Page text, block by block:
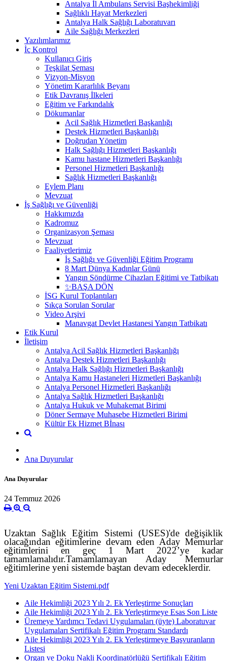
Antalya İl Ambulans Servisi Başhekimliği
Sağlıklı Hayat Merkezleri
Antalya Halk Sağlığı Laboratuvarı
Aile Sağlığı Merkezleri
Yazılımlarımız
İç Kontrol
Kullanıcı Giriş
Teşkilat Şeması
Vizyon-Misyon
Yönetim Kararlılık Beyanı
Etik Davranış İlkeleri
Eğitim ve Farkındalık
Dökumanlar
Acil Sağlık Hizmetleri Başkanlığı
Destek Hizmetleri Başkanlığı
Doğrudan Yönetim
Halk Sağlığı Hizmetleri Başkanlığı
Kamu hastane Hizmetleri Başkanlığı
Personel Hizmetleri Başkanlığı
Sağlık Hizmetleri Başkanlığı
Eylem Planı
Mevzuat
İş Sağlığı ve Güvenliği
Hakkımızda
Kadromuz
Organizasyon Şeması
Mevzuat
Faaliyetlerimiz
İş Sağlığı ve Güvenliği Eğitim Programı
8 Mart Dünya Kadınlar Günü
Yangın Söndürme Cihazları Eğitimi ve Tatbikatı
✨BAŞA DÖN
İSG Kurul Toplantıları
Sıkça Sorulan Sorular
Video Arşivi
Manavgat Devlet Hastanesi Yangın Tatbikatı
Etik Kurul
İletişim
Antalya Acil Sağlık Hizmetleri Başkanlığı
Antalya Destek Hizmetleri Başkanlığı
Antalya Halk Sağlığı Hizmetleri Başkanlığı
Antalya Kamu Hastaneleri Hizmetleri Başkanlığı
Antalya Personel Hizmetleri Başkanlığı
Antalya Sağlık Hizmetleri Başkanlığı
Antalya Hukuk ve Muhakemat Birimi
Döner Sermaye Muhasebe Hizmetleri Birimi
Kültür Ek Hizmet Bİnası
Ana Duyurular
Ana Duyurular
24 Temmuz 2026
Uzaktan Sağlık Eğitim Sistemi (USES)'de değişiklik
olacağından eğitimlerine devam eden AdayMemurlar
eğitimlerini en geç 1Mart 2022’ye kadar
tamamlamalıdır.Tamamlamayan Aday Memurlar
eğitimlerine yeni sistemde baştan devam edeceklerdir.
Yeni Uzaktan Eğitim Sistemi.pdf
Aile Hekimliği 2023 Yılı 2. Ek Yerleştirme Sonuçları
Aile Hekimliği 2023 Yılı 2. Ek Yerleştirmeye Esas Son Liste
Üremeye Yardımcı Tedavi Uygulamaları (üyte) Laboratuvar
Uygulamaları Sertifikalı Eğitim Programı Standardı
Aile Hekimliği 2023 Yılı 2. Ek Yerleştirmeye Başvuranların
Listesi
Organ ve Doku Nakli Koordinatörlüğü Sertifikalı Eğitim